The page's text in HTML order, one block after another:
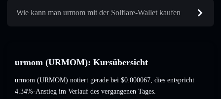
Wie kann man urmom mit der Solflare-Wallet kaufen
urmom (URMOM): Kursübersicht
urmom (URMOM) notiert gerade bei $0.000067, dies entspricht
4.34%-Anstieg im Verlauf des vergangenen Tages.